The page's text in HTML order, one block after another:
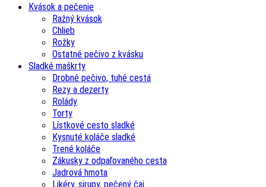
Kvások a pečenie
Ražný kvások
Chlieb
Rožky
Ostatné pečivo z kvásku
Sladké maškrty
Drobné pečivo, tuhé cestá
Rezy a dezerty
Rolády
Torty
Lístkové cesto sladké
Kysnuté koláče sladké
Trené koláče
Zákusky z odpaľovaného cesta
Jadrová hmota
Likéry, sirupy, pečený čaj